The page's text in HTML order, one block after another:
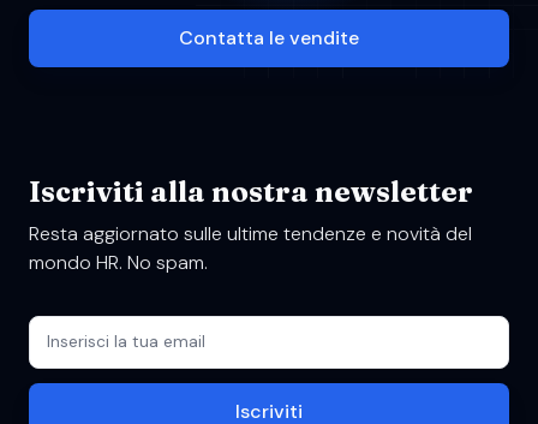
Contatta le vendite
Iscriviti alla nostra newsletter
Resta aggiornato sulle ultime tendenze e novità del
mondo HR. No spam.